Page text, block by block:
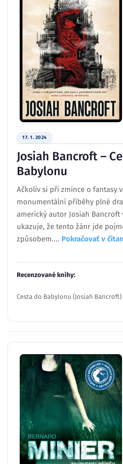
17. 1. 2024
Josiah Bancroft –
Babylonu
Ačkoliv si při zmínce o fantasy
monumentální příběhy plné
americký autor Josiah Bancroft
ukazuje, že tento žánr jde
způsobem.... Pokračovať v
Recenzované knihy:
Cesta do Babylonu (Josiah Bancroft)